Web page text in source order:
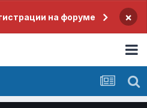
на форуме ×